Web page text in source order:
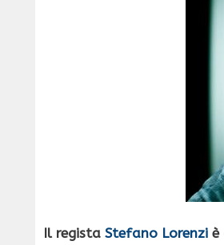
Il regista Stefano Lorenzi è